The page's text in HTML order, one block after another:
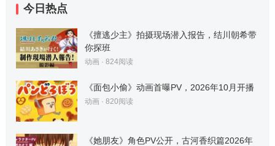
今日热点
《擅逃少主》拍摄现场潜入报告，结川朝希带
你探班
动画· 824阅读
《面包小偷》动画首曝PV，2026年10月开播
动画· 820阅读
《她朋友》角色PV公开，古河香织篇2026年